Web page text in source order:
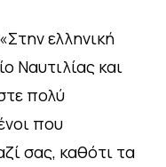
ελληνική
Ναυτιλίας και
πολύ
που
σας, καθότι τα